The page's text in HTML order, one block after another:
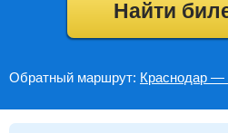
Найти
Обратный маршрут: Краснодар —